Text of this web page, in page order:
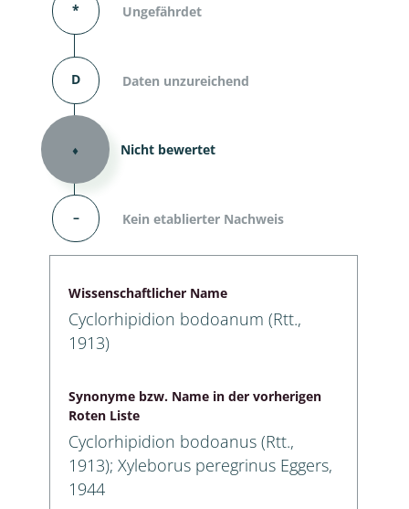
* Ungefährdet
D Daten unzureichend
⬧ Nicht bewertet
– Kein etablierter Nachweis
Wissenschaftlicher Name
Cyclorhipidion bodoanum (Rtt.,
1913)
Synonyme bzw. Name in der vorherigen
Roten Liste
Cyclorhipidion bodoanus (Rtt.,
1913); Xyleborus peregrinus Eggers,
1944